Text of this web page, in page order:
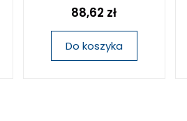
88,62 zł
Do koszyka